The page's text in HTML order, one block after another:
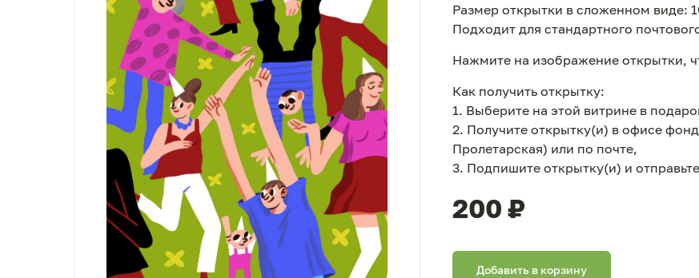
Размер открытки в сложенном виде:
Подходит для стандартного
Нажмите на изображение открытки,
Как получить открытку:
1. Выберите на этой витрине в
2. Получите открытку(и) в офисе
Пролетарская) или по почте,
3. Подпишите открытку(и) и
200 ₽
Добавить в корзину